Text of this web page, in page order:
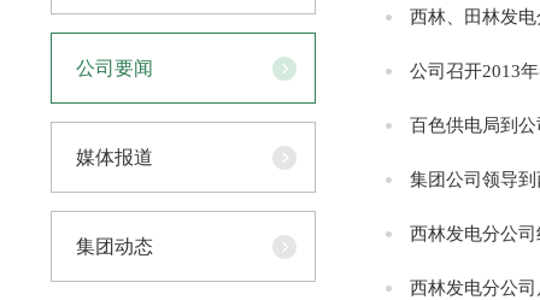
公司要闻
媒体报道
集团动态
西林、田林发
公司召开2013
百色供电局到
集团公司领导
西林发电分公
西林发电分公